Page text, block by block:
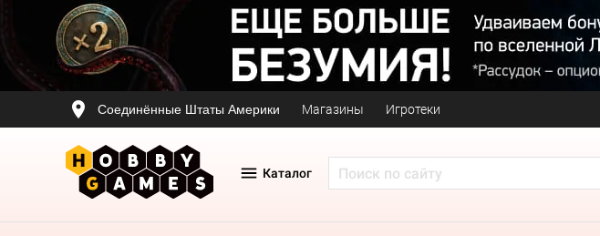
Соединённые Штаты Америки Магазины Игротеки
Каталог